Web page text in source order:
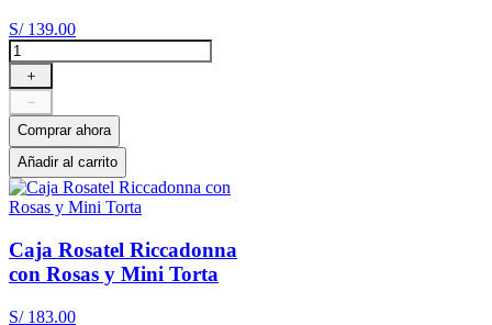
S/ 139.00
＋
－
Comprar ahora
Añadir al carrito
Caja Rosatel Riccadonna
con Rosas y Mini Torta
S/ 183.00